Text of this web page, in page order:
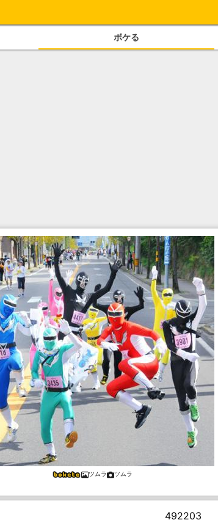
ボケる
ツムラ ツムラ
492203